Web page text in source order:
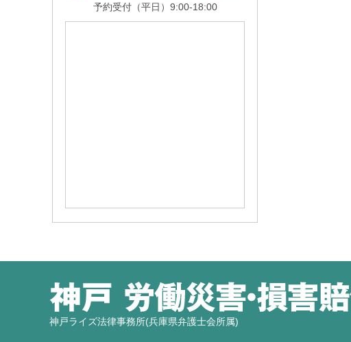
予約受付（平日）9:00-18:00
神戸ライズ法律事務所(兵庫県弁護士会所属)